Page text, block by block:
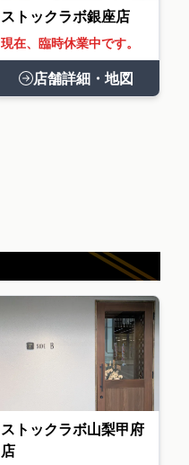
ストックラボ銀座店
現在、臨時休業中です。
店舗詳細・地図
ストックラボ山梨甲府
店